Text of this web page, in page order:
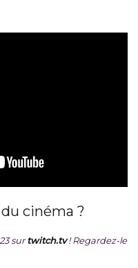
cinéma ?
surtwitch.tv ! Regardez-le